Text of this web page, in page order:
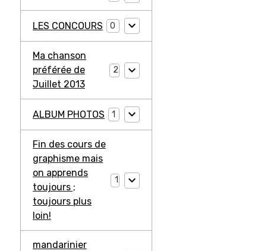
LES CONCOURS 0
Ma chanson
préférée de
Juillet 2013
2
ALBUM PHOTOS 1
Fin des cours de
graphisme mais
on apprends
toujours ;
toujours plus
loin!
1
mandarinier